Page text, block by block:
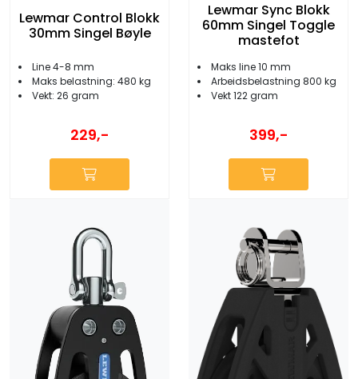
Lewmar Control Blokk
30mm Singel Bøyle
Line 4-8 mm
Maks belastning: 480 kg
Vekt: 26 gram
229,-
Lewmar Sync Blokk
60mm Singel Toggle
mastefot
Maks line 10 mm
Arbeidsbelastning 800 kg
Vekt 122 gram
399,-